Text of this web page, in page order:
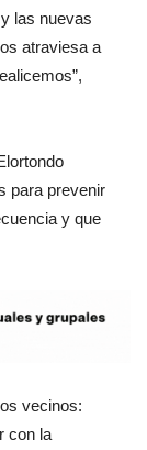
las nuevas
atraviesa a
para prevenir
y que
vecinos:
con la